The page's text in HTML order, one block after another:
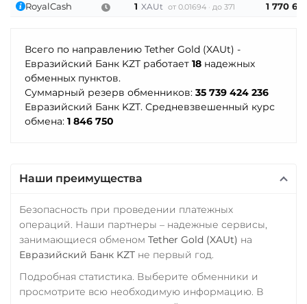
Verge (XVG)
Wrapped Bitcoin (WBTC)
ERC20 AVAXC
Wrapped Ethereum (WETH)
ERC20 AVAXC
BASE
USDT
Yearn.finance (YFI)
Zcash (ZEC)
Zilliqa (ZIL)
УкрСиббанк UAH
Центр Кредит KZT
RoyalCash 1 XAUt от 0.01694 до 371 1 770
Всего по направлению Tether Gold (XAUt) -
Евразийский Банк KZT работает 18 надежных
обменных пунктов.
Суммарный резерв обменников: 35 739 424 236
Евразийский Банк KZT. Средневзвешенный курс
обмена: 1 846 750
Наши преимущества
Безопасность при проведении платежных
операций. Наши партнеры – надежные сервисы,
занимающиеся обменом Tether Gold (XAUt) на
Евразийский Банк KZT не первый год.
Подробная статистика. Выберите обменники и
просмотрите всю необходимую информацию. В